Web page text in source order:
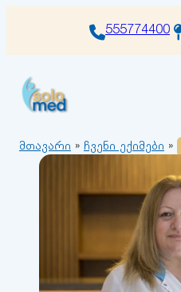
555774400
მთავარი » ჩვენი ექიმები »